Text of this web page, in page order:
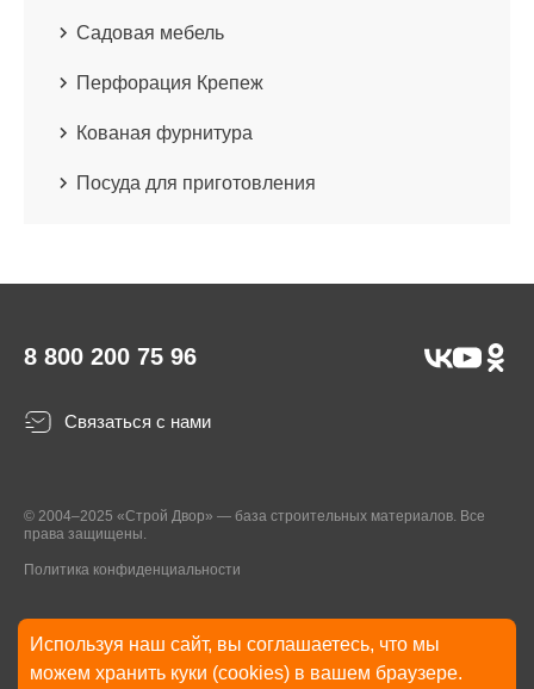
Используя наш сайт, вы соглашаетесь, что мы
можем хранить куки (cookies) в вашем браузере.
Садовая мебель
Перфорация Крепеж
Кованая фурнитура
Посуда для приготовления
8 800 200 75 96
Связаться с нами
© 2004–2025 «Строй Двор» — база строительных материалов. Все
права защищены.
Политика конфиденциальности
* Указанные на Сайте цены, комплектации, описания и технические
характеристики могут быть изменены в любое время без уведомления